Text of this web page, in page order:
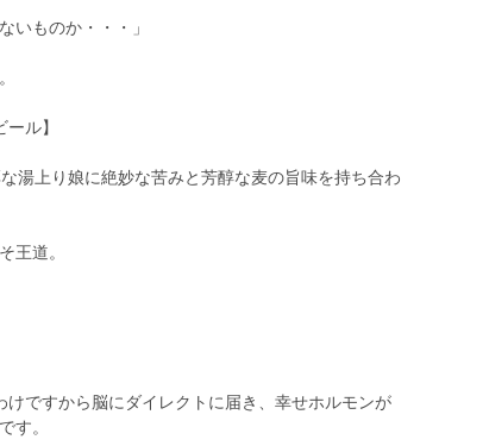
いものか・・・」
ル】
湯上り娘に絶妙な苦みと芳醇な麦の旨味を持ち合わ
王道。
ですから脳にダイレクトに届き、幸せホルモンが
す。